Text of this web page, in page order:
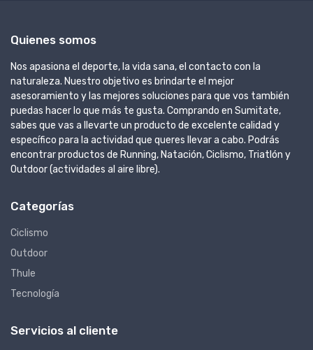
Quienes somos
Nos apasiona el deporte, la vida sana, el contacto con la
naturaleza. Nuestro objetivo es brindarte el mejor
asesoramiento y las mejores soluciones para que vos también
puedas hacer lo que más te gusta. Comprando en Sumitate,
sabes que vas a llevarte un producto de excelente calidad y
específico para la actividad que queres llevar a cabo. Podrás
encontrar productos de Running, Natación, Ciclismo, Triatlón y
Outdoor (actividades al aire libre).
Categorías
Ciclismo
Outdoor
Thule
Tecnología
Servicios al cliente